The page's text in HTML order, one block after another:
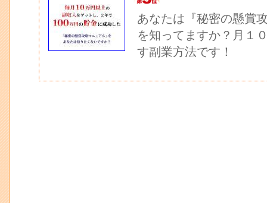
あなたは『秘密の懸賞
を知ってますか？月１
す副業方法です！